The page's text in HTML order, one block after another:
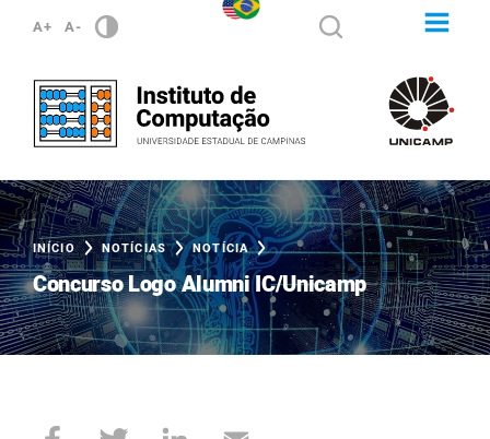
A+ A-
INÍCIO NOTÍCIAS NOTÍCIA
Concurso Logo Alumni IC/Unicamp